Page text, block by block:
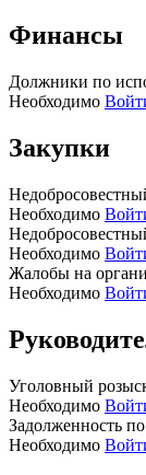
Финансы
Должники по
Необходимо
Закупки
Необходимо
Необходимо
Жалобы на
Необходимо
Уголовный
Необходимо
Задолженность
Необходимо